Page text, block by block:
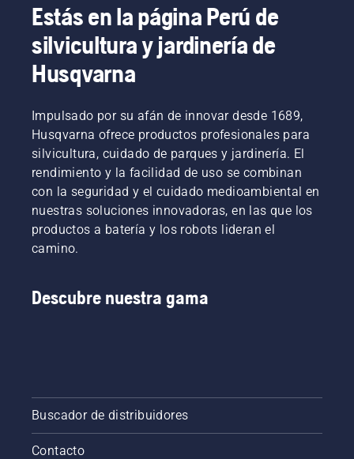
Estás en la página Perú de
silvicultura y jardinería de
Husqvarna
Impulsado por su afán de innovar desde 1689,
Husqvarna ofrece productos profesionales para
silvicultura, cuidado de parques y jardinería. El
rendimiento y la facilidad de uso se combinan
con la seguridad y el cuidado medioambiental en
nuestras soluciones innovadoras, en las que los
productos a batería y los robots lideran el
camino.
Descubre nuestra gama
Buscador de distribuidores
Contacto